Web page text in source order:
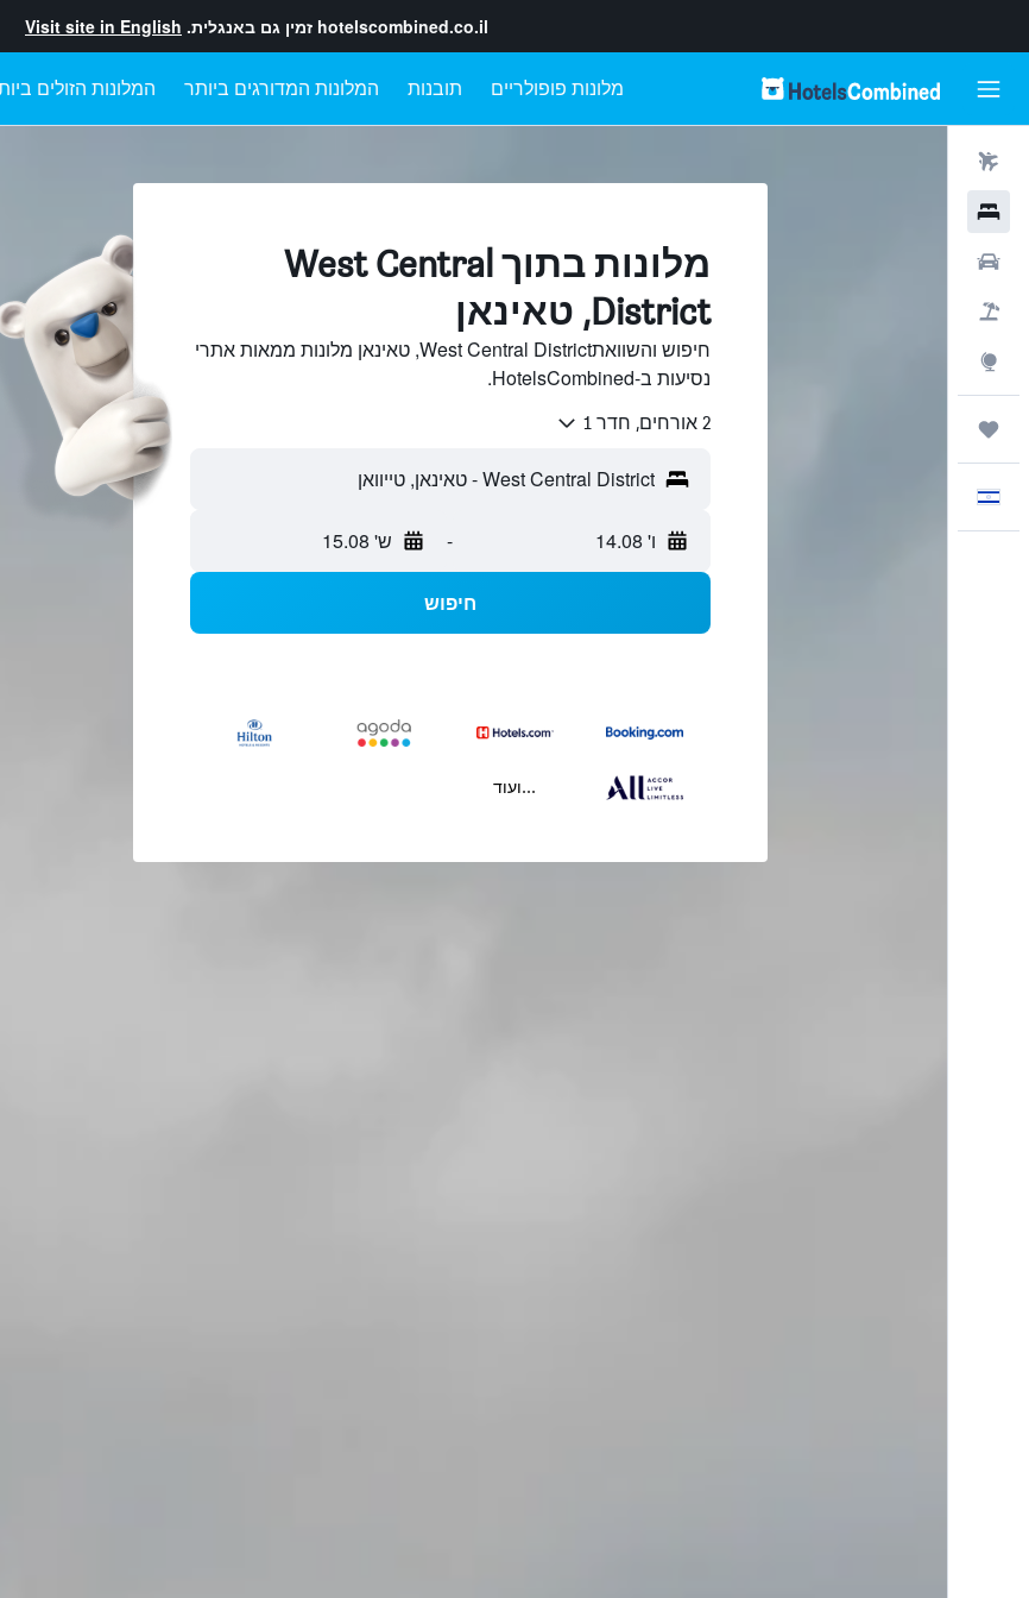
hotelscombined.co.il זמין גם באנגלית. Visit site in English
מלונות פופולריים תובנות המלונות המדורגים ביותר המלונות הזולים
מלונות בתוך West Central
District, טאינאן
חיפוש והשוואתWest Central District, טאינאן מלונות ממאות אתרי
נסיעות ב-HotelsCombined.
2 אורחים, חדר 1
ו' 14.08 - ש' 15.08
חיפוש
...ועוד